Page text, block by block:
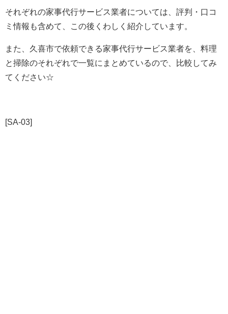
それぞれの家事代行サービス業者については、評判・口コ
ミ情報も含めて、この後くわしく紹介しています。
また、久喜市で依頼できる家事代行サービス業者を、料理
と掃除のそれぞれで一覧にまとめているので、比較してみ
てください☆
[SA-03]